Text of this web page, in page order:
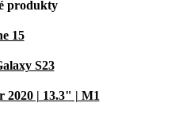
produkty
15
S23
2020 | 13.3" | M1